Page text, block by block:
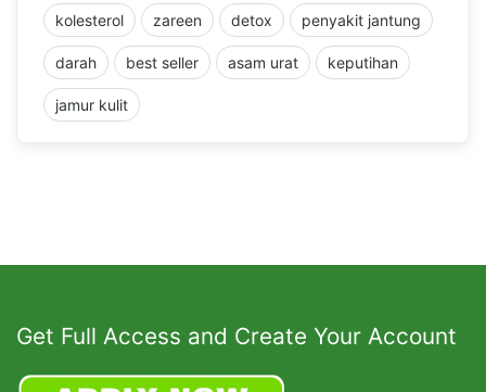
kolesterol zareen detox penyakit jantung
darah best seller asam urat keputihan
jamur kulit
Get Full Access and Create Your Account